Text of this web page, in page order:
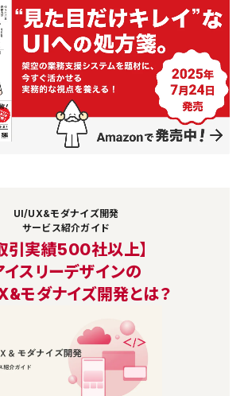
UI/UX&モダナイズ開発
サービス紹介ガイド
引実績500社以上】
イスリーデザインの
モダナイズ開発とは？